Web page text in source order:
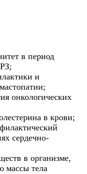
в период
и
онкологических
в крови;
сердечно-
в организме,
массы тела